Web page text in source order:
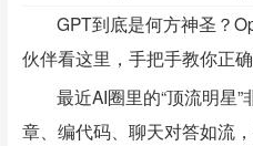
GPT到底是何方神圣？
伙伴看这里，手把手教你正确
最近AI圈里的“顶流明星
章、编代码、聊天对答如流